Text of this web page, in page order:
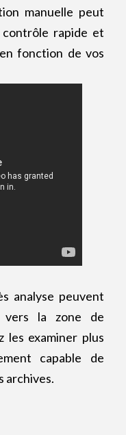
manuelle peut
rapide et
fonction de vos
analyse peuvent
vers la zone de
les examiner plus
capable de
archives.